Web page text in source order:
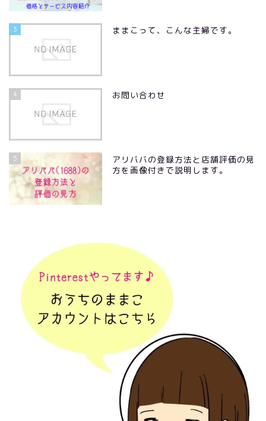
3 ままこって、こんな主婦です。
4 お問い合わせ
5
アリババの登録方法と店舗評価の見
方を画像付きで説明します。
おうちのままこ トップ
お問い合わせ